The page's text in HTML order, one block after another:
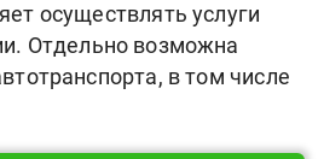
осуществлять услуги
Отдельно возможна
в том числе